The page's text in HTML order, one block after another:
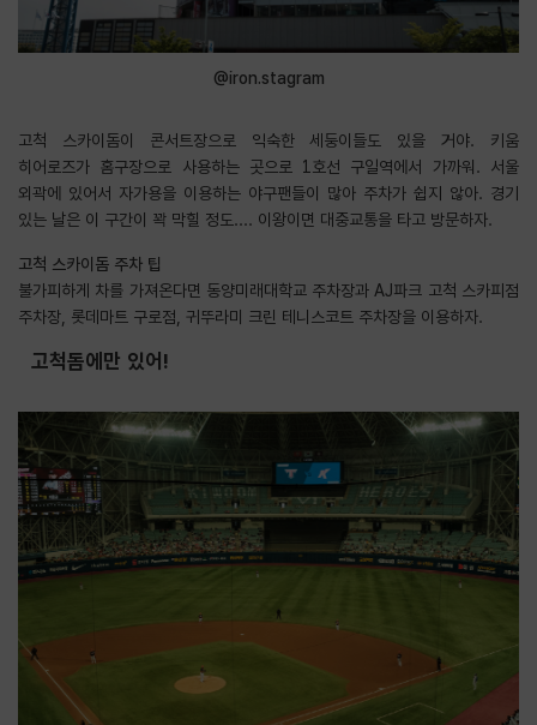
@iron.stagram
고척 스카이돔이 콘서트장으로 익숙한 세둥이들도 있을 거야. 키움
히어로즈가 홈구장으로 사용하는 곳으로 1호선 구일역에서 가까워. 서울
외곽에 있어서 자가용을 이용하는 야구팬들이 많아 주차가 쉽지 않아. 경기
있는 날은 이 구간이 꽉 막힐 정도.... 이왕이면 대중교통을 타고 방문하자.
고척 스카이돔 주차 팁
불가피하게 차를 가져온다면 동양미래대학교 주차장과 AJ파크 고척 스카피점
주차장, 롯데마트 구로점, 귀뚜라미 크린 테니스코트 주차장을 이용하자.
고척돔에만 있어!